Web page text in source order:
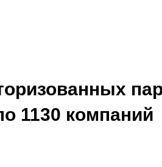
1130 компаний